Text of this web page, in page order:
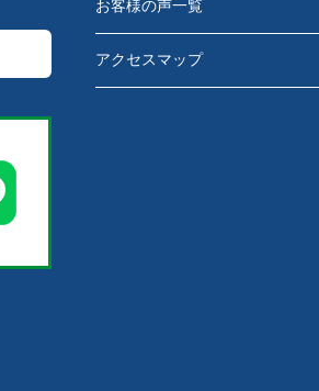
お客様の声一覧
アクセスマップ